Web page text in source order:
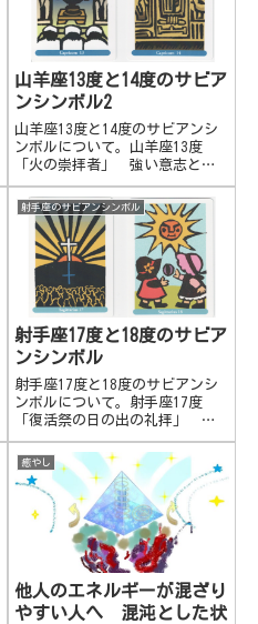
ていくよう...
山羊座13度と14度のサビア
ンシンボル2
山羊座13度と14度のサビアンシ
ンボルについて。山羊座13度
「火の崇拝者」 強い意志と集
中力。生命の神秘、創造の活力
を求めて、追及していく姿。強
いカリスマ的なパワーを持つ。
自分自身を極限まで追い込み、
パワーを発揮する。１つのこと
に集中し、凄まじい力でそこに
向かう。自分の信念を貫く。集
団を動かすパワーを持つ。山羊
座14度 「花崗岩に刻まれた古
代の浮き彫り」 古代からの何
かの秘密を知ったり、精神的な
修行の特別な体験も、実は昔か
らよくある体験だということを
知る。同じような体験、自分と
同じように考えて行動していた
人々がいたということを知り、
安心し、勇気をもらいます。昔
からの何かを見つけたり、自分
自身が探求してきたこと、学ん
だことを文献に残す。
射手座のサビアンシンボル
射手座17度と18度のサビア
ンシンボル
射手座17度と18度のサビアンシ
ンボルについて。射手座17度
「復活祭の日の出の礼拝」 周
りの人達を鼓舞して、やる気を
出させる。熱く夢や目標、何か
について語り、自分と周囲の人
達の士気を高め、巻き込んでい
く。意欲的になっていく。復
活、再生。日常の中で新しい楽
しみ方を見つける。新しく生ま
れ変わる。 射手座18度 「日
除け帽をかぶっている小さな子
供たち」 守られた環境で、安
全に遊ぶ。やりたい放題の行き
癒やし
他人のエネルギーが混ざり
やすい人へ 混沌とした状